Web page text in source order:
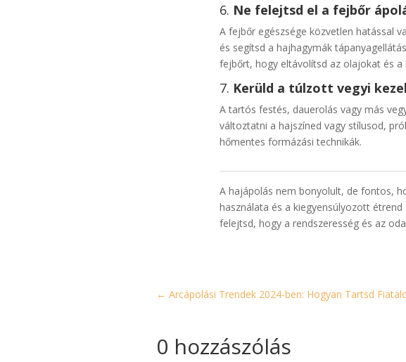
6. Ne felejtsd el a fejbőr
A fejbőr egészsége közvetlen hatással
és segítsd a hajhagymák
fejbőrt, hogy eltávolítsd az olajokat és a
7. Kerüld a túlzott vegyi
A tartós festés, dauerolás vagy más
változtatni a hajszíned vagy stílusod,
hőmentes formázási technikák.
A hajápolás nem bonyolult, de fontos,
használata és a kiegyensúlyozott
felejtsd, hogy a rendszeresség és az
← Arcápolási Trendek 2024-ben: Hogyan Tartsd
0 hozzászólás